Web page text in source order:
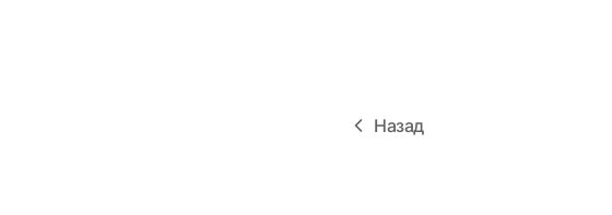
Назад